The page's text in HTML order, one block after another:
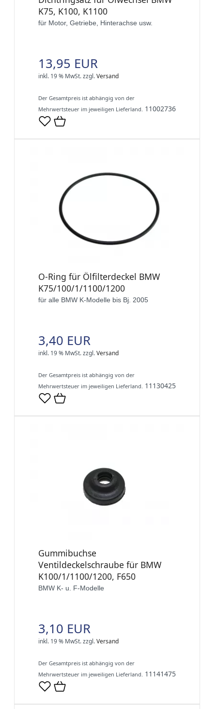
K75, K100, K1100
für Motor, Getriebe, Hinterachse usw.
13,95 EUR
inkl. 19 % MwSt.zzgl.Versand
Der Gesamtpreis ist abhängig von der
Mehrwertsteuer im jeweiligen Lieferland. 11002736
O-Ring für Ölfilterdeckel BMW
K75/100/1/1100/1200
für alle BMW K-Modelle bis Bj. 2005
3,40 EUR
inkl. 19 % MwSt.zzgl.Versand
Der Gesamtpreis ist abhängig von der
Mehrwertsteuer im jeweiligen Lieferland. 11130425
Gummibuchse
Ventildeckelschraube für BMW
K100/1/1100/1200, F650
BMW K- u. F-Modelle
3,10 EUR
inkl. 19 % MwSt.zzgl.Versand
Der Gesamtpreis ist abhängig von der
Mehrwertsteuer im jeweiligen Lieferland. 11141475